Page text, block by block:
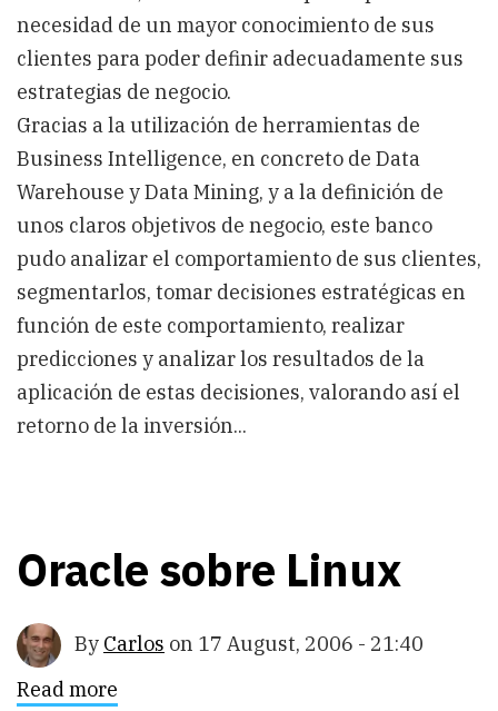
aplicado
a
la
banca
necesidad de un mayor conocimiento de sus
clientes para poder definir adecuadamente sus
estrategias de negocio.
Gracias a la utilización de herramientas de
Business Intelligence, en concreto de Data
Warehouse y Data Mining, y a la definición de
unos claros objetivos de negocio, este banco
pudo analizar el comportamiento de sus clientes,
segmentarlos, tomar decisiones estratégicas en
función de este comportamiento, realizar
predicciones y analizar los resultados de la
aplicación de estas decisiones, valorando así el
retorno de la inversión...
Oracle sobre Linux
By Carlos on 17 August, 2006 - 21:40
Read more